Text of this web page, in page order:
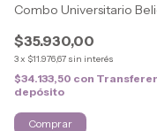
Combo Universitario
$35.930,00
3x $11.976,67 sin interés
$34.133,50 con
depósito
Comprar